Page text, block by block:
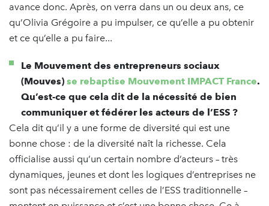
avance donc. Après, on verra dans un ou deux ans, ce
qu’Olivia Grégoire a pu impulser, ce qu’elle a pu obtenir
et ce qu’elle a pu faire...
Le Mouvement des entrepreneurs sociaux
(Mouves) se rebaptise Mouvement IMPACT France.
Qu’est-ce que cela dit de la nécessité de bien
communiquer et fédérer les acteurs de l’ESS ?
Cela dit qu’il y a une forme de diversité qui est une
bonne chose : de la diversité naît la richesse. Cela
officialise aussi qu’un certain nombre d’acteurs – très
dynamiques, jeunes et dont les logiques d’entreprises ne
sont pas nécessairement celles de l’ESS traditionnelle –